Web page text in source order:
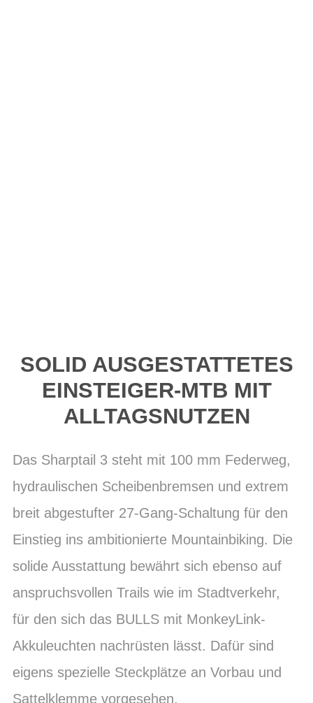
SOLID AUSGESTATTETES
EINSTEIGER-MTB MIT
ALLTAGSNUTZEN
Das Sharptail 3 steht mit 100 mm Federweg,
hydraulischen Scheibenbremsen und extrem
breit abgestufter 27-Gang-Schaltung für den
Einstieg ins ambitionierte Mountainbiking. Die
solide Ausstattung bewährt sich ebenso auf
anspruchsvollen Trails wie im Stadtverkehr,
für den sich das BULLS mit MonkeyLink-
Akkuleuchten nachrüsten lässt. Dafür sind
eigens spezielle Steckplätze an Vorbau und
Sattelklemme vorgesehen.